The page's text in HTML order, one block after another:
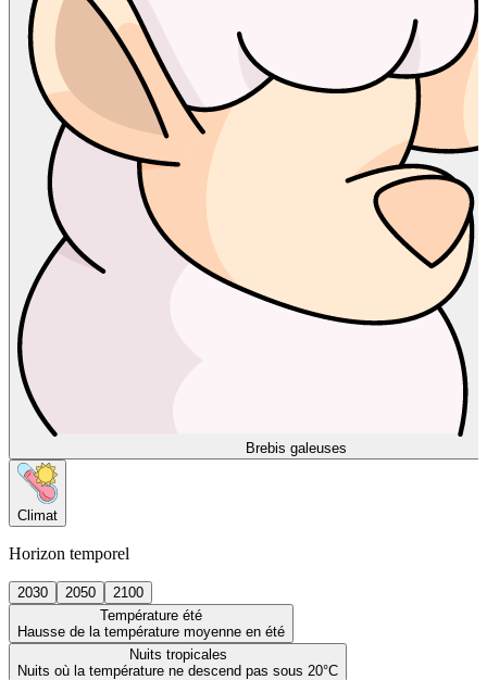
Brebis galeuses
Climat
Horizon temporel
2030 2050
2100
Température été
Hausse de la température moyenne en été
Nuits tropicales
Nuits où la température ne descend pas sous 20°C